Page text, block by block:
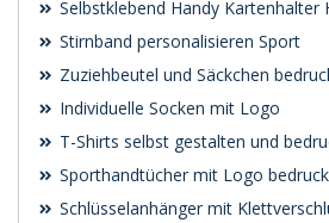
Selbstklebend Handy Kartenhalter
Stirnband personalisieren Sport
Zuziehbeutel und Säckchen
Individuelle Socken mit Logo
T-Shirts selbst gestalten und
Sporthandtücher mit Logo
Schlüsselanhänger mit